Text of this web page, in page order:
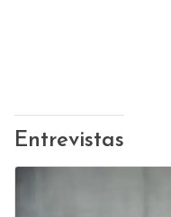
Entrevistas